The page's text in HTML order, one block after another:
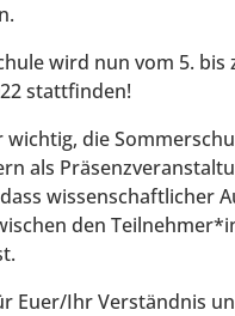
wird nun vom 5. bis
stattfinden!
wichtig, die
als
wissenschaftlicher
den
Euer/Ihr Verständnis